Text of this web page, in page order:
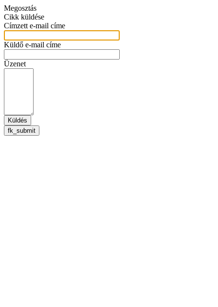
Megosztás
Cikk küldése
Címzett e-mail címe
Küldő e-mail címe
Üzenet